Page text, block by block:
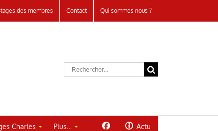
des membres Contact Qui sommes nous ?
Rechercher:
Charles Plus… Actu